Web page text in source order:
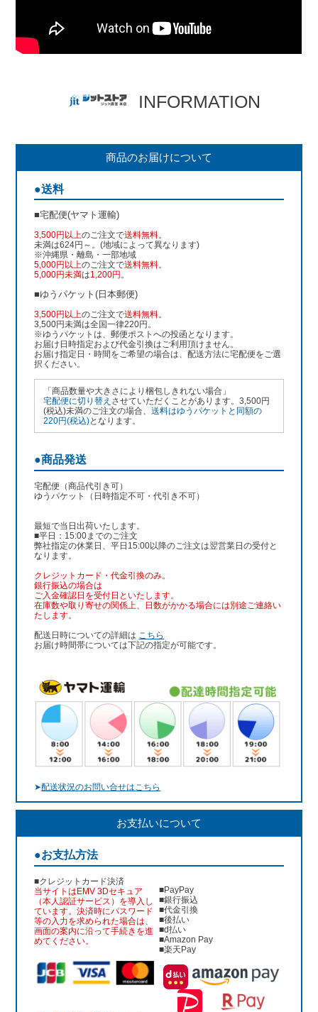
INFORMATION
商品のお届けについて
●送料
■宅配便(ヤマト運輸)
3,500円以上のご注文で送料無料。
未満は624円～。(地域によって異なります)
※沖縄県・離島・一部地域
5,000円以上のご注文で送料無料。
5,000円未満は1,200円 。
■ゆうパケット(日本郵便)
3,500円以上のご注文で送料無料。
3,500円未満は全国一律220円。
※ゆうパケットは、郵便ポストへの投函となります。
お届け日時指定および代金引換はご利用頂けません。
お届け指定日・時間をご希望の場合は、配送方法に宅配便をご選
択ください。
「商品数量や大きさにより梱包しきれない場合」
宅配便に切り替え させていただくことがあります。3,500円
(税込)未満のご注文の場合、送料はゆうパケットと同額の
220円(税込)となります。
●商品発送
宅配便（商品代引き可）
ゆうパケット（日時指定不可・代引き不可）
最短で当日出荷いたします。
■平日：15:00までのご注文
弊社指定の休業日、平日15:00以降のご注文は翌営業日の受付と
なります。
クレジットカード・代金引換のみ。
銀行振込の場合は
ご入金確認日を受付日といたします。
在庫数や取り寄せの関係上、日数がかかる場合には別途ご連絡い
たします。
配送日時についての詳細は こちら
お届け時間帯については下記の指定が可能です。
➤配送状況のお問い合せはこちら
お支払いについて
●お支払方法
■クレジットカード決済
当サイトはEMV 3Dセキュア
（本人認証サービス）を導入し
ています。決済時にパスワード
等の入力を求められた場合は、
画面の案内に沿って手続きを進
めてください。
■PayPay
■銀行振込
■代金引換
■後払い
■d払い
■Amazon Pay
■楽天Pay